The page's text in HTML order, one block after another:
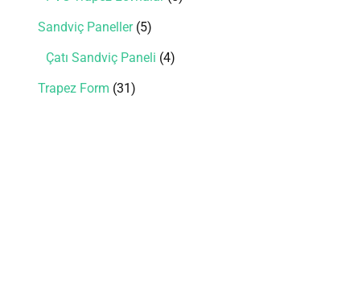
Sandviç Paneller 5
Çatı Sandviç Paneli 4
Trapez Form 31